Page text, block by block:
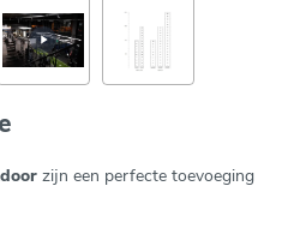
zijn een perfecte toevoeging